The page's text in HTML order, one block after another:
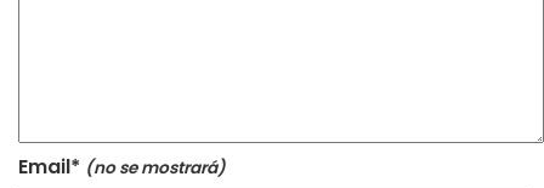
Email* (no se mostrará)